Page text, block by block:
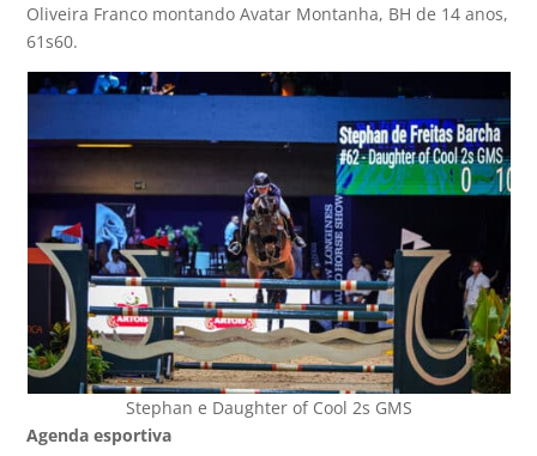
Oliveira Franco montando Avatar Montanha, BH de 14 anos,
61s60.
Stephan e Daughter of Cool 2s GMS
Agenda esportiva